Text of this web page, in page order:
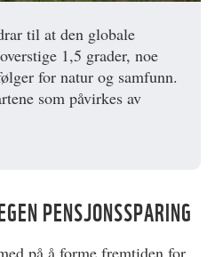
til at den globale
1,5 grader, noe
for natur og samfunn.
som påvirkes av
PENSJONSSPARING
på å forme fremtiden for